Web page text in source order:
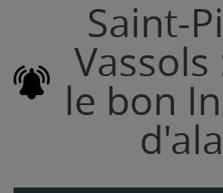
Saint-
Vassols
le bon